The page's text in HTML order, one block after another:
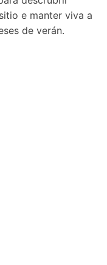
e manter viva a
de verán.